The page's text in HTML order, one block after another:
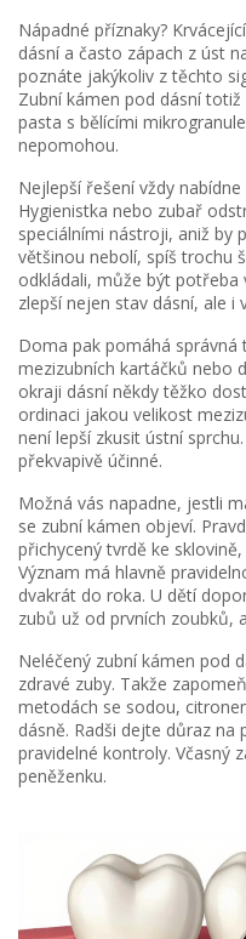
Nápadné příznaky?
dásní a často zápach z úst
poznáte jakýkoliv z těchto
Zubní kámen pod dásní
pasta s bělícími
nepomohou.
Nejlepší řešení vždy
Hygienistka nebo zubař
speciálními nástroji, aniž by
většinou nebolí, spíš trochu
odkládali, může být potřeba
zlepší nejen stav dásní, ale i
Doma pak pomáhá správná
mezizubních kartáčků nebo
okraji dásní někdy těžko
ordinaci jakou velikost
není lepší zkusit ústní
překvapivě účinné.
Možná vás napadne, jestli
se zubní kámen objeví.
přichycený tvrdě ke
Význam má hlavně
dvakrát do roka. U dětí
zubů už od prvních zoubků,
Neléčený zubní kámen pod
zdravé zuby. Takže
metodách se sodou,
dásně. Radši dejte důraz na
pravidelné kontroly. Včasný
peněženku.